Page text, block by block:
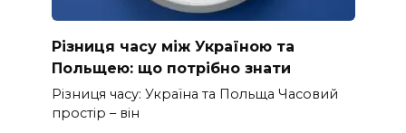
Різниця часу між Україною та
Польщею: що потрібно знати
Різниця часу: Україна та Польща Часовий
простір – він